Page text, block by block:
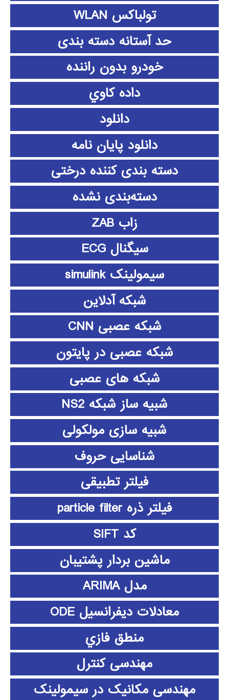
تولباکس WLAN
حد آستانه دسته بندی
خودرو بدون راننده
داده كاوي
دانلود
دانلود پايان نامه
دسته بندی کننده درختی
دسته‌بندی نشده
زاب ZAB
سیگنال ECG
سیمولینک simulink
شبکه آدلاین
شبکه عصبی CNN
شبکه عصبی در پایتون
شبکه های عصبی
شبیه ساز شبکه NS2
شبیه سازی مولکولی
شناسایی حروف
فیلتر تطبیقی
فیلتر ذره particle filter
کد SIFT
ماشین بردار پشتیبان
مدل ARIMA
معادلات دیفرانسیل ODE
منطق فازي
مهندسی کنترل
مهندسی مکانیک در سیمولینک